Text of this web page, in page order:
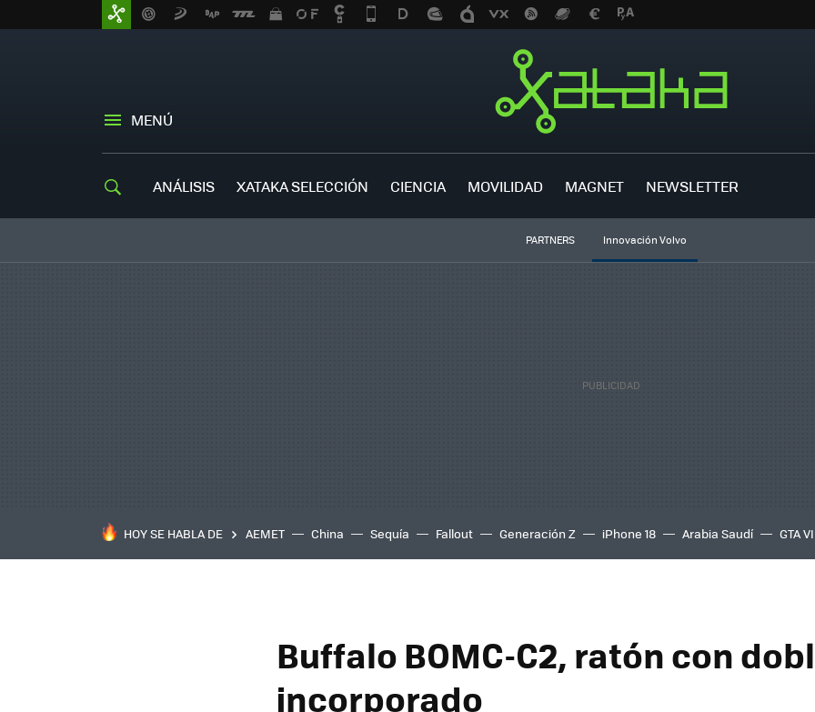
MENÚ
ANÁLISIS XATAKA SELECCIÓN CIENCIA MOVILIDAD MAGNET NEWSLETTER
PARTNERS Innovación Volvo
HOY SE HABLA DE AEMET China Sequía Fallout Generación Z iPhone 18 Arabia Saudí GTA VI
Buffalo BOMC-C2, ratón con
incorporado